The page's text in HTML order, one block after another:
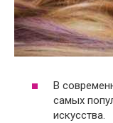
В
самых
искусства.